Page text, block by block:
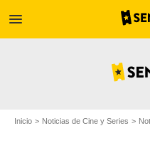
menu
Inicio Noticias de Cine y Series